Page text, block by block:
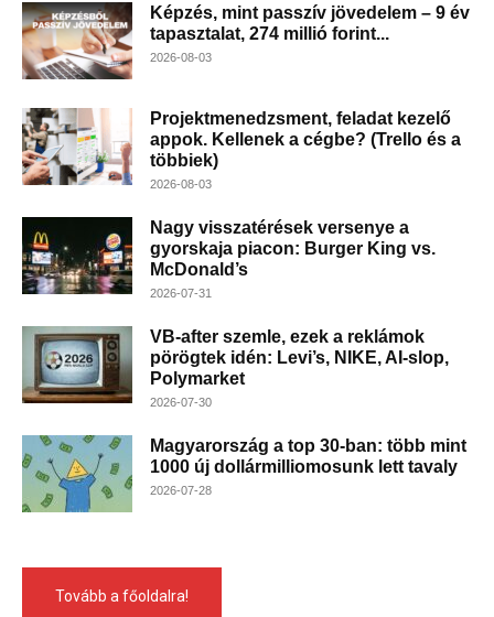
Képzés, mint passzív jövedelem – 9 év
tapasztalat, 274 millió forint...
2026-08-03
Projektmenedzsment, feladat kezelő
appok. Kellenek a cégbe? (Trello és a
többiek)
2026-08-03
Nagy visszatérések versenye a
gyorskaja piacon: Burger King vs.
McDonald’s
2026-07-31
VB-after szemle, ezek a reklámok
pörögtek idén: Levi’s, NIKE, AI-slop,
Polymarket
2026-07-30
Magyarország a top 30-ban: több mint
1000 új dollármilliomosunk lett tavaly
2026-07-28
Tovább a főoldalra!